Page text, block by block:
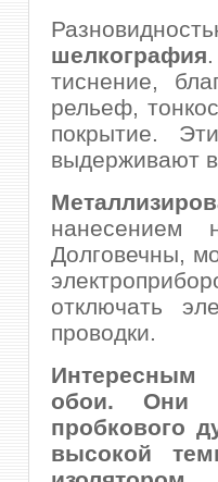
шелкография
тиснение,
рельеф,
покрытие.
выдерживают
нанесением
Долговечны,
отключать
проводки.
обои. Они
пробкового
высокой